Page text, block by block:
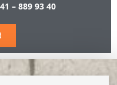
– 889 93 40